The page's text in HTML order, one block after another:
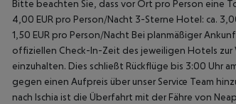
Bitte beachten Sie, dass vor Ort pro Person eine
4,00 EUR pro Person/Nacht 3-Sterne Hotel: ca.
1,50 EUR pro Person/Nacht Bei planmäßiger
offiziellen Check-In-Zeit des jeweiligen Hotels
einzuhalten. Dies schließt Rückflüge bis 3:00 Uhr
gegen einen Aufpreis über unser Service Team
nach Ischia ist die Überfahrt mit der Fähre von